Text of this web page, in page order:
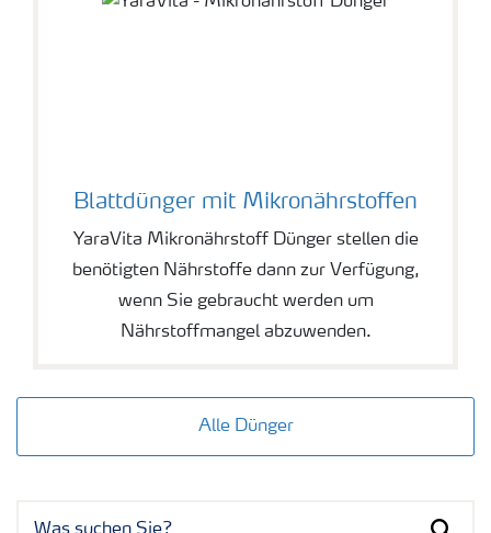
Blattdünger mit Mikronährstoffen
YaraVita Mikronährstoff Dünger stellen die
benötigten Nährstoffe dann zur Verfügung,
wenn Sie gebraucht werden um
Nährstoffmangel abzuwenden.
Alle Dünger